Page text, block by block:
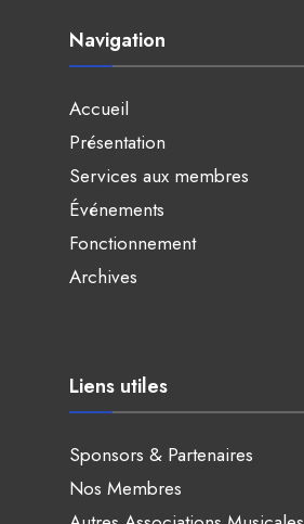
Navigation
Accueil
Présentation
Services aux membres
Événements
Fonctionnement
Archives
Liens utiles
Sponsors & Partenaires
Nos Membres